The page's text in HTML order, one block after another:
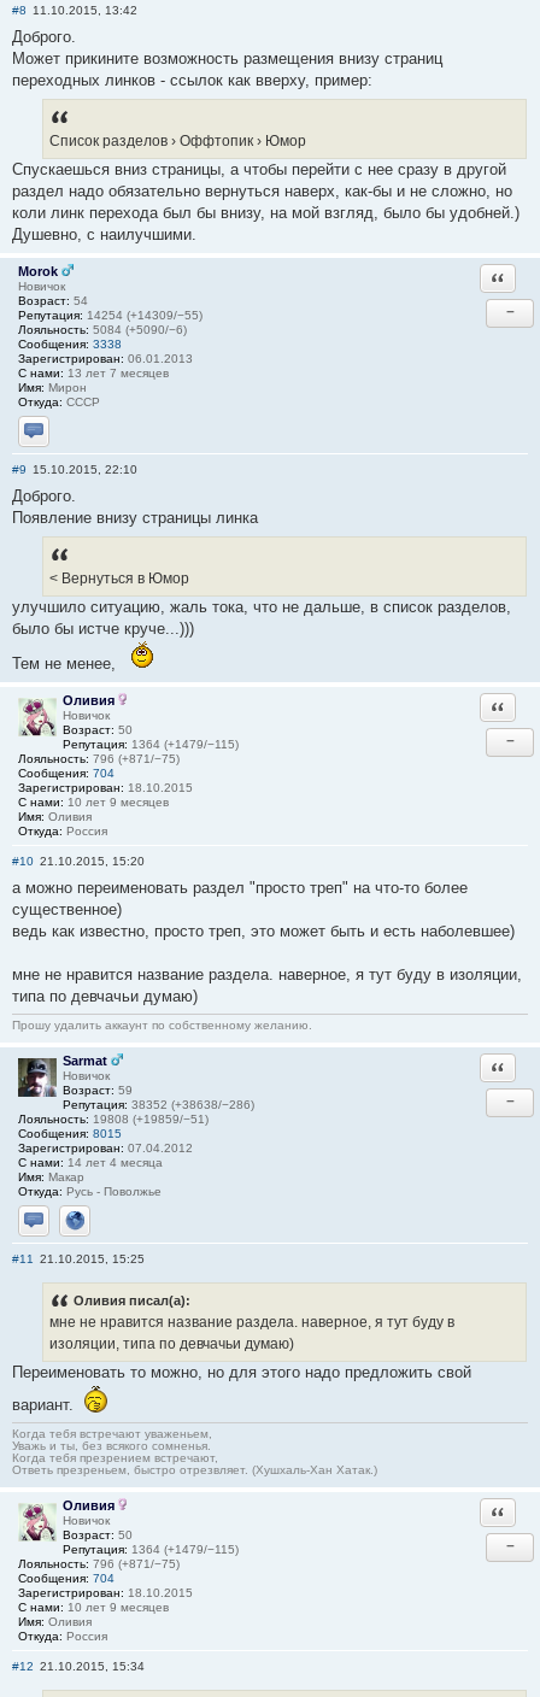
#8 11.10.2015, 13:42
Доброго.
Может прикините возможность размещения внизу страниц
переходных линков - ссылок как вверху, пример:
Список разделов › Оффтопик › Юмор
Спускаешься вниз страницы, а чтобы перейти с нее сразу в другой
раздел надо обязательно вернуться наверх, как-бы и не сложно, но
коли линк перехода был бы внизу, на мой взгляд, было бы удобней.)
Душевно, с наилучшими.
Morok
Новичок
Возраст: 54
Репутация: 14254 (+14309/−55)
Лояльность: 5084 (+5090/−6)
Сообщения: 3338
Зарегистрирован: 06.01.2013
С нами: 13 лет 7 месяцев
Имя: Мирон
Откуда: СССР
Отправить личное сообщение
−
#9 15.10.2015, 22:10
Доброго.
Появление внизу страницы линка
< Вернуться в Юмор
улучшило ситуацию, жаль тока, что не дальше, в список разделов,
было бы истче круче...)))
Тем не менее,
Оливия
Новичок
Возраст: 50
Репутация: 1364 (+1479/−115)
Лояльность: 796 (+871/−75)
Сообщения: 704
Зарегистрирован: 18.10.2015
С нами: 10 лет 9 месяцев
Имя: Оливия
Откуда: Россия
−
#10 21.10.2015, 15:20
а можно переименовать раздел "просто треп" на что-то более
существенное)
ведь как известно, просто треп, это может быть и есть наболевшее)
мне не нравится название раздела. наверное, я тут буду в изоляции,
типа по девчачьи думаю)
Прошу удалить аккаунт по собственному желанию.
Sarmat
Новичок
Возраст: 59
Репутация: 38352 (+38638/−286)
Лояльность: 19808 (+19859/−51)
Сообщения: 8015
Зарегистрирован: 07.04.2012
С нами: 14 лет 4 месяца
Имя: Макар
Откуда: Русь - Поволжье
Отправить личное сообщение
Сайт
−
#11 21.10.2015, 15:25
Оливия писал(а):
мне не нравится название раздела. наверное, я тут буду в
изоляции, типа по девчачьи думаю)
Переименовать то можно, но для этого надо предложить свой
вариант.
Когда тебя встречают уваженьем,
Уважь и ты, без всякого сомненья.
Когда тебя презрением встречают,
Ответь презреньем, быстро отрезвляет. (Хушхаль-Хан Хатак.)
Оливия
Новичок
Возраст: 50
Репутация: 1364 (+1479/−115)
Лояльность: 796 (+871/−75)
Сообщения: 704
Зарегистрирован: 18.10.2015
С нами: 10 лет 9 месяцев
Имя: Оливия
Откуда: Россия
−
#12 21.10.2015, 15:34